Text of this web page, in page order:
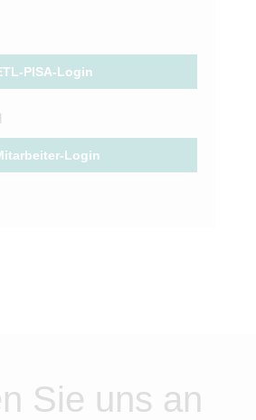
PISA-Login
Login
Sie uns an